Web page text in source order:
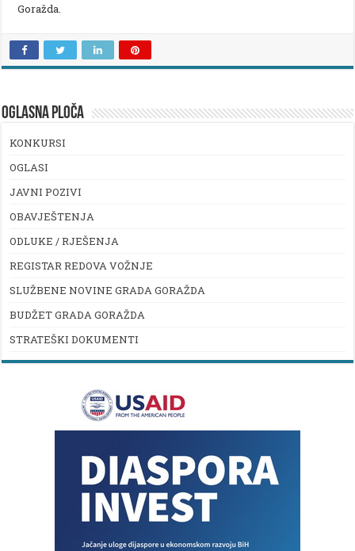
Goražda.
OGLASNA PLOČA
KONKURSI
OGLASI
JAVNI POZIVI
OBAVJEŠTENJA
ODLUKE / RJEŠENJA
REGISTAR REDOVA VOŽNJE
SLUŽBENE NOVINE GRADA GORAŽDA
BUDŽET GRADA GORAŽDA
STRATEŠKI DOKUMENTI